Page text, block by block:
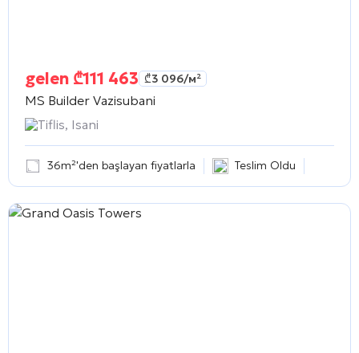
gelen ₾111 463 ₾3 096/м²
MS Builder Vazisubani
Tiflis, Isani
36m²'den başlayan fiyatlarla Teslim Oldu